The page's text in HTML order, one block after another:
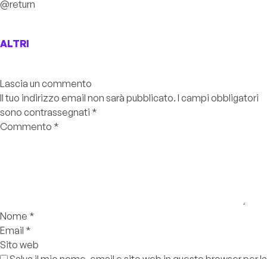
@return
ALTRI
Lascia un commento
Il tuo indirizzo email non sarà pubblicato. I campi obbligatori
sono contrassegnati *
Commento *
Nome *
Email *
Sito web